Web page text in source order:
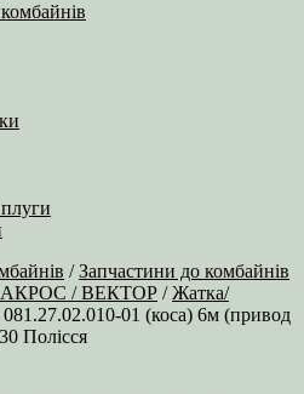
/Запчастини до комбайнів
АКРОС / ВЕКТОР /Жатка/
01 (коса) 6м (привод
Полісся